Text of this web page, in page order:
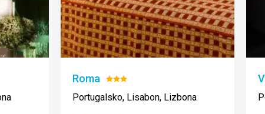
Roma Hodnotenie:
3/5
Portugalsko, Lisabon, Lizbona